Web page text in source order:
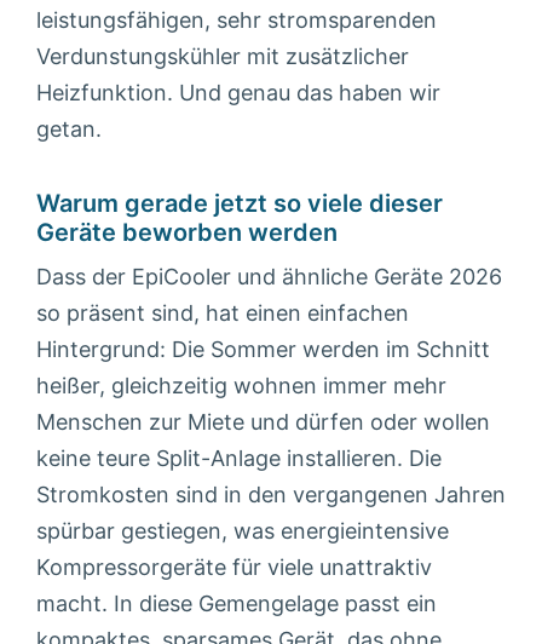
leistungsfähigen, sehr stromsparenden
Verdunstungskühler mit zusätzlicher
Heizfunktion. Und genau das haben wir
getan.
Warum gerade jetzt so viele dieser
Geräte beworben werden
Dass der EpiCooler und ähnliche Geräte 2026
so präsent sind, hat einen einfachen
Hintergrund: Die Sommer werden im Schnitt
heißer, gleichzeitig wohnen immer mehr
Menschen zur Miete und dürfen oder wollen
keine teure Split-Anlage installieren. Die
Stromkosten sind in den vergangenen Jahren
spürbar gestiegen, was energieintensive
Kompressorgeräte für viele unattraktiv
macht. In diese Gemengelage passt ein